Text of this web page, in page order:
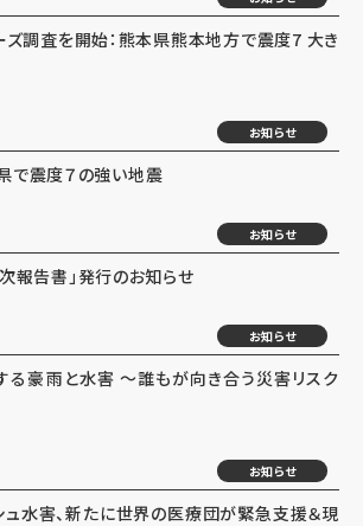
調査を開始：熊本県熊本地方で震度7 大き
お知らせ
で震度７の強い地震
お知らせ
報告書」発行のお知らせ
お知らせ
る豪雨と水害 ～誰もが向き合う災害リスク
お知らせ
ュ水害、新たに世界の医療団が緊急支援＆現